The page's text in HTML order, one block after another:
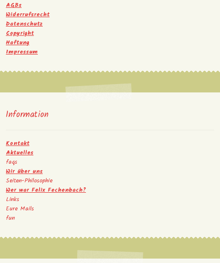
AGBs
Widerrufsrecht
Datenschutz
Copyright
Haftung
Impressum
Information
Kontakt
Aktuelles
faqs
Wir über uns
Seiten-Philosophie
Wer war Felix Fechenbach?
Links
Eure Mails
fun